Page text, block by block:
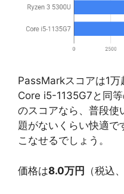
PassMarkスコアは1
Core i5-1135G7と同
のスコアなら、普段使
題がないくらい快適で
こなせるでしょう。
価格は8.0万円 （税込